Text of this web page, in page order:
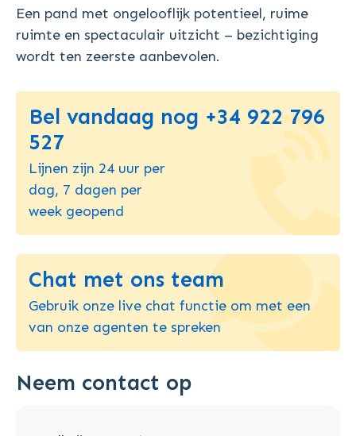
Een pand met ongelooflijk potentieel, ruime
ruimte en spectaculair uitzicht – bezichtiging
wordt ten zeerste aanbevolen.
Bel vandaag nog +34 922 796
527
Lijnen zijn 24 uur per
dag, 7 dagen per
week geopend
Chat met ons team
Gebruik onze live chat functie om met een
van onze agenten te spreken
Neem contact op